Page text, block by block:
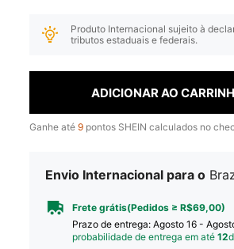
Produto Internacional sujeito à
tributos estaduais e federais.
ADICIONAR AO
Ganhe até 9 pontos SHEIN calculados no
Envio Internacional para o
Frete grátis(Pedidos ≥ R$69,00)
Prazo de entrega: Agosto 16 -
probabilidade de entrega em até 12